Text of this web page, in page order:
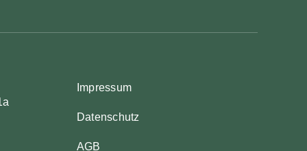
Impressum
Datenschutz
AGB